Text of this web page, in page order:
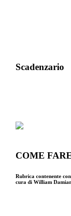
Scadenzario
COME
Rubrica contenente
cura di William